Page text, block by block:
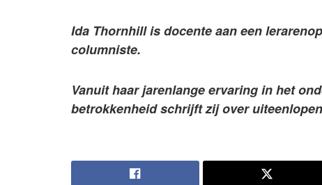
Ida Thornhill is docente aan een
columniste.
Vanuit haar jarenlange ervaring in het
betrokkenheid schrijft zij over